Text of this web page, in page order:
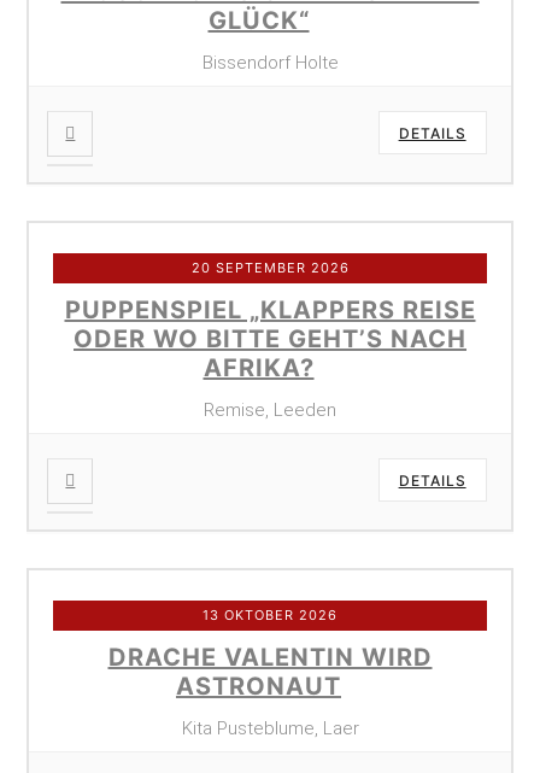
GLÜCK“
Bissendorf Holte
DETAILS
20 SEPTEMBER 2026
PUPPENSPIEL „KLAPPERS REISE
ODER WO BITTE GEHT’S NACH
AFRIKA?
Remise, Leeden
DETAILS
13 OKTOBER 2026
DRACHE VALENTIN WIRD
ASTRONAUT
Kita Pusteblume, Laer